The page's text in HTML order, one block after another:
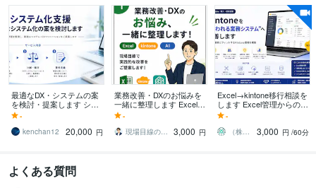
最適なDX・システムの案
を検討・提案します シス
テムありきではなく、業
務課題を解決する案を検
討
-
kenchan12
20,000 円
業務改善・DXのお悩みを
一緒に整理します Excel・
kintone・AIの業務改善相
談
-
現場目線の業務改善相談室
3,000 円
Excel→kintone移行相談を
します Excel管理からの卒
業、kintoneで一元化
-
（株）アムコラブ
3,000 円 /60分
よくある質問